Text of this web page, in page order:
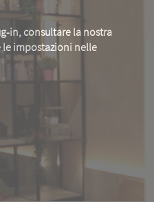
in, consultare la nostra
le impostazioni nelle